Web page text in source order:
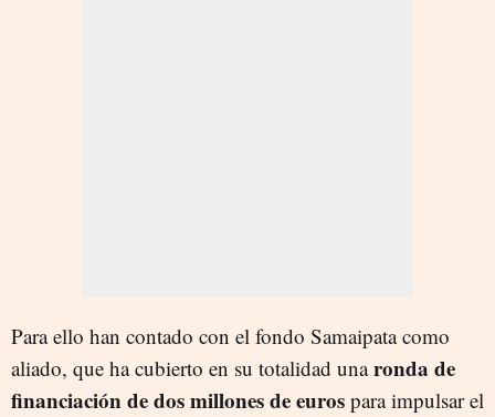
Para ello han contado con el fondo Samaipata como
aliado, que ha cubierto en su totalidad unaronda de
financiación de dos millones de euros para impulsar el